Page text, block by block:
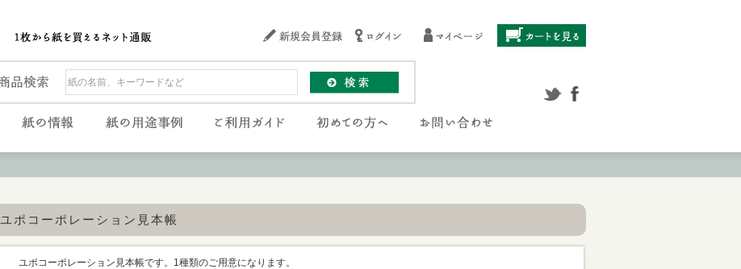
ユポコーポレーション見本帳
ユポコーポレーション見本帳です。1種類のご用意になります。